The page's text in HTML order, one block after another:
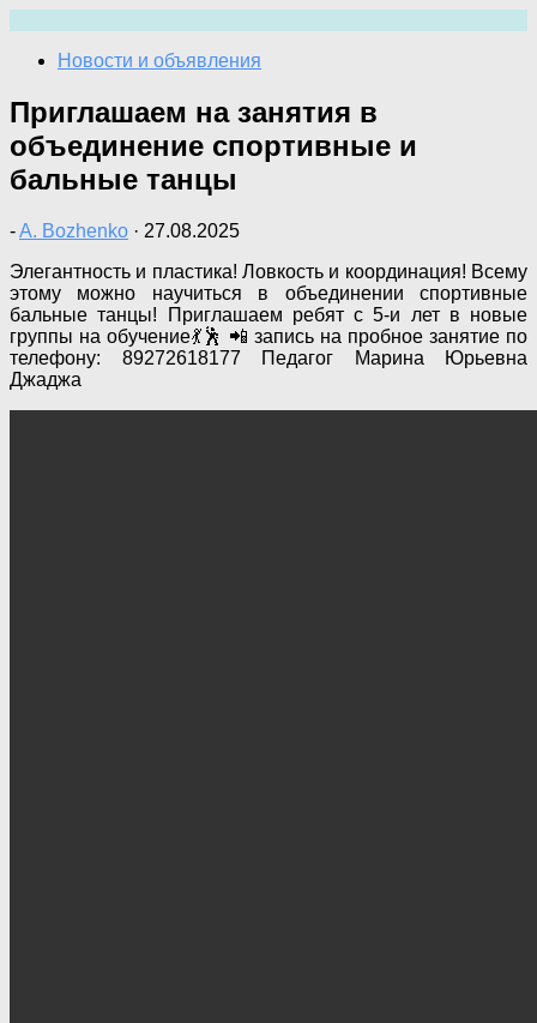
содержимому
Новости и объявления
Приглашаем на занятия в
объединение спортивные и
бальные танцы
-A. Bozhenko · 27.08.2025
Элегантность и пластика! Ловкость и координация! Всему
этому можно научиться в объединении спортивные
бальные танцы! Приглашаем ребят с 5-и лет в новые
группы на обучение💃🕺 📲 запись на пробное занятие по
телефону: 89272618177 Педагог Марина Юрьевна
Джаджа